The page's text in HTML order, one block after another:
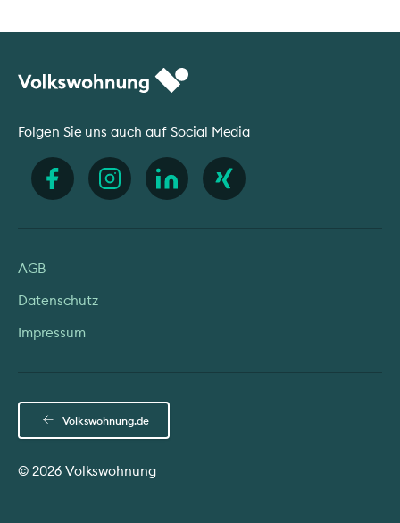
Volkswohnung.de
Folgen Sie uns auch auf Social Media
© 2026 Volkswohnung
AGB
Datenschutz
Impressum